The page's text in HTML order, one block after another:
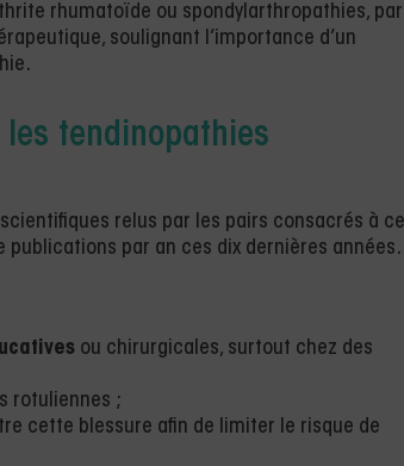
rhumatoïde ou spondylarthropathies,
soulignant l’importance d’un
les tendinopathies
relus par les pairs consacrés à
publications par an ces dix dernières années.
ou chirurgicales, surtout chez des
rotuliennes ;
cette blessure afin de limiter le risque de